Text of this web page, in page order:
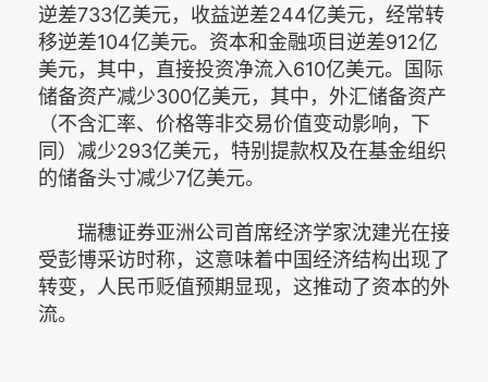
逆差733亿美元，收益逆差244亿美元，经常转
移逆差104亿美元。资本和金融项目逆差912亿
美元，其中，直接投资净流入610亿美元。国际
储备资产减少300亿美元，其中，外汇储备资产
（不含汇率、价格等非交易价值变动影响，下
同）减少293亿美元，特别提款权及在基金组织
的储备头寸减少7亿美元。
瑞穗证券亚洲公司首席经济学家沈建光在接
受彭博采访时称，这意味着中国经济结构出现了
转变，人民币贬值预期显现，这推动了资本的外
流。